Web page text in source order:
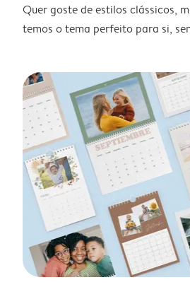
Quer goste de estilos clássicos,
temos o tema perfeito para si,